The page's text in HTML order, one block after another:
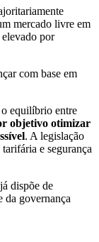
mercado livre em
elevado por
com base em
equilíbrio entre
objetivo otimizar
. A legislação
e segurança
dispõe de
da governança